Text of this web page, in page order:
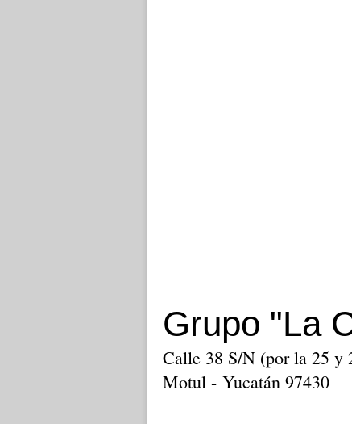
Grupo "La
Calle 38 S/N (por la 25
Motul - Yucatán 97430